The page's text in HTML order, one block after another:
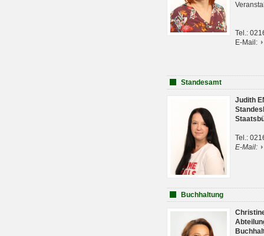
Tel.:
E-Mail:
Standesamt
Judith
Tel.:
E-Mail:
Buchhaltung